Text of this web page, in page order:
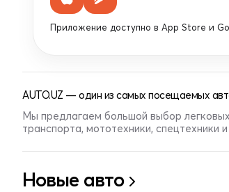
Приложение доступно в App Store и
AUTO.UZ — один из самых посещаемых
Мы предлагаем большой выбор
транспорта, мототехники, спецтехники
Новые авто